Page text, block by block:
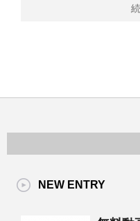
NEW ENTRY